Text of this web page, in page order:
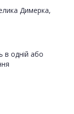
Димерка,
в одній або